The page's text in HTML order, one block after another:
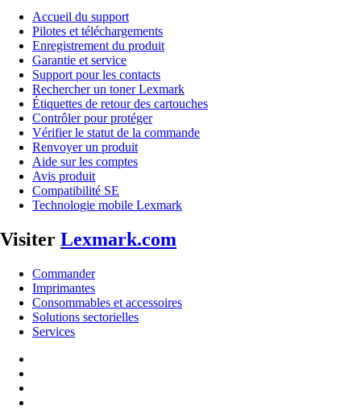
Accueil du support
Pilotes et téléchargements
Enregistrement du produit
Garantie et service
Support pour les contacts
Rechercher un toner Lexmark
Étiquettes de retour des cartouches
Contrôler pour protéger
Vérifier le statut de la commande
Renvoyer un produit
Aide sur les comptes
Avis produit
Compatibilité SE
Technologie mobile Lexmark
Visiter Lexmark.com
Commander
Imprimantes
Consommables et accessoires
Solutions sectorielles
Services